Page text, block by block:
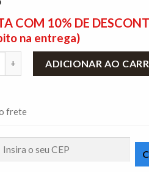
COM 10% DE
na entrega)
ADICIONAR AO
frete